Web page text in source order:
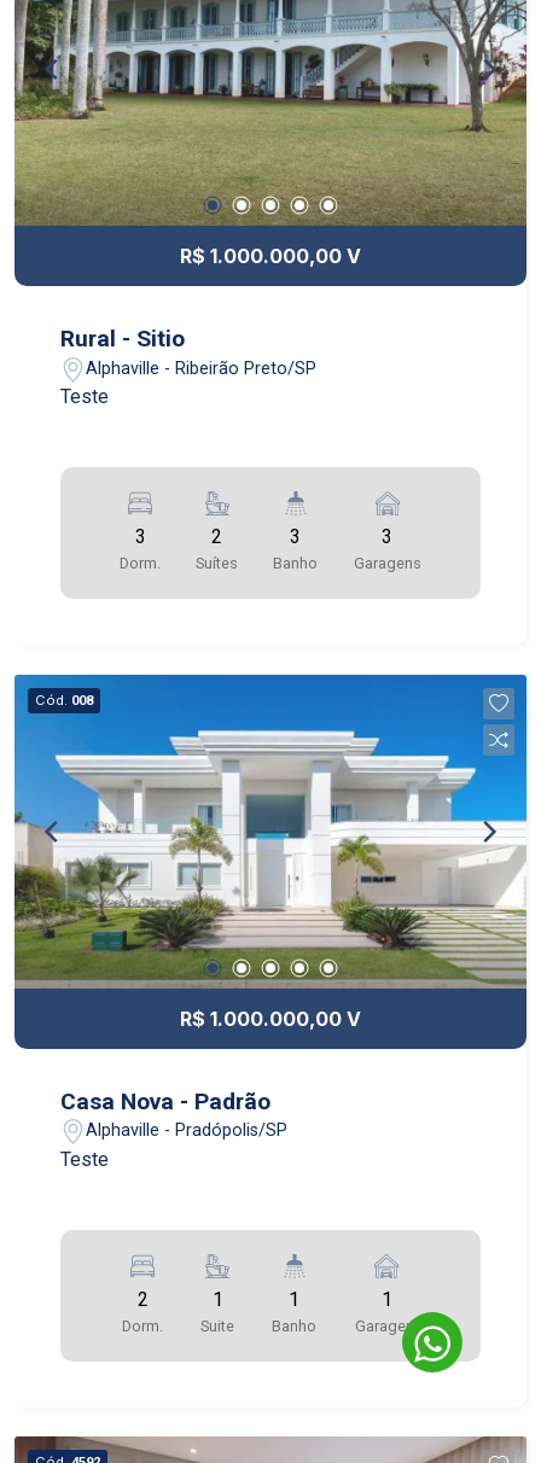
R$ 1.000.000,00 V
Rural - Sitio
Alphaville - Ribeirão Preto/SP
Teste
3
Dorm.
2
Suítes
3
Banho
3
Garagens
Cód. 008
R$ 1.000.000,00 V
Casa Nova - Padrão
Alphaville - Pradópolis/SP
Teste
2
Dorm.
1
Suite
1
Banho
1
Garagem